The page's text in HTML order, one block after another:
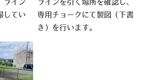
ライン
してい
ラインを引く場所を確認し、
専用チョークにて製図（下書
き）を行います。